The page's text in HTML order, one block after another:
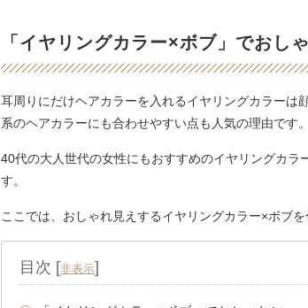
「イヤリングカラー×ボブ」でおし
耳周りにだけヘアカラーを入れるイヤリングカラーは
系のヘアカラーにも合わせやすい点も人気の理由です。
40代の大人世代の女性にもおすすめのイヤリングカラ
す。
ここでは、おしゃれ見えするイヤリングカラー×ボブを
目次 [非表示]